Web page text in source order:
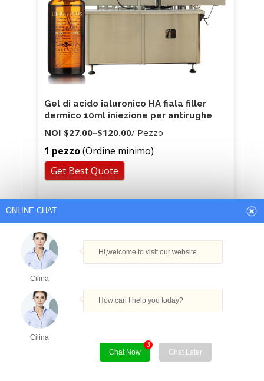
Gel di acido ialuronico HA fiala filler
dermico 10ml iniezione per antirughe
NOI $27.00–$120.00/ Pezzo
1 pezzo(Ordine minimo)
Get Best Quote
ONLINE CHAT
Cilina
Hi,welcome to visit our website.
Cilina
How can I help you today?
Chat Now
3
Chat Later